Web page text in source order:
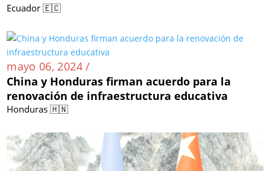
Ecuador 🇪🇨
mayo 06, 2024 /
China y Honduras firman acuerdo para la
renovación de infraestructura educativa
Honduras 🇭🇳